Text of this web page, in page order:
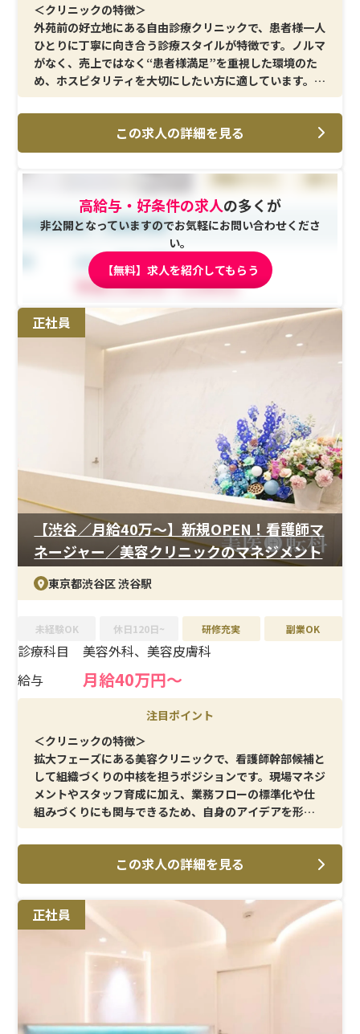
＜クリニックの特徴＞
外苑前の好立地にある自由診療クリニックで、患者様一人
ひとりに丁寧に向き合う診療スタイルが特徴です。ノルマ
がなく、売上ではなく“患者様満足”を重視した環境のた
め、ホスピタリティを大切にしたい方に適しています。美
容医療に強い関心があり、接遇力を活かして働きたい方に
おすすめです。
＜メイン施術＞
じめ、歯髄幹細胞治療といった再生医療領域にも関われ
る点が特徴です。また、脱毛・ピーリング・イオン導入な
ど幅広い美容施術に携わることができ、スキルの幅を広げ
られる環境です。
＜研修制度＞
入職後は基礎から丁寧な研修が用意されており、不明点は
その場で先輩に相談できる体制が整っています。即戦力採
用ではありますが、美容未経験分野についてもキャッチ
アップしやすく、着実にスキルアップが可能です。
残業はほとんどなくワークライフバランスも良好です。社
割（最大70％OFF）や無料ランチなど福利厚生も充実し
ており、日々の生活の質を高めながら働ける環境です。
この求人の詳細を見る
高給与・好条件の求人の多くが
非公開となっていますのでお気軽にお問い合わせくださ
い。
【無料】求人を紹介してもらう
正社員
【渋谷／月給40万〜】新規OPEN！看護師マ
ネージャー／美容クリニックのマネジメント
東京都渋谷区 渋谷駅
未経験OK 休日120日~ 研修充実 副業OK
診療科目
美容外科、美容皮膚科
給与
月給40万円～
注目ポイント
＜クリニックの特徴＞
拡大フェーズにある美容クリニックで、看護師幹部候補と
して組織づくりの中核を担うポジションです。現場マネジ
メントやスタッフ育成に加え、業務フローの標準化や仕
組みづくりにも関与できるため、自身のアイデアを形に
しやすい環境です。裁量を持って働きたい方に適していま
す。
＜メイン施術＞
二重整形・クマ取り・糸リフトといった美容外科施術を
中心に、美容皮膚科メニューも幅広く提供しています。患
者様満足度を重視した施術提供に関われるため、技術だ
けでなく接遇や提案力も高められます。
クトに収入へ反映される仕組みです。残業は少なめで、完
この求人の詳細を見る
正社員